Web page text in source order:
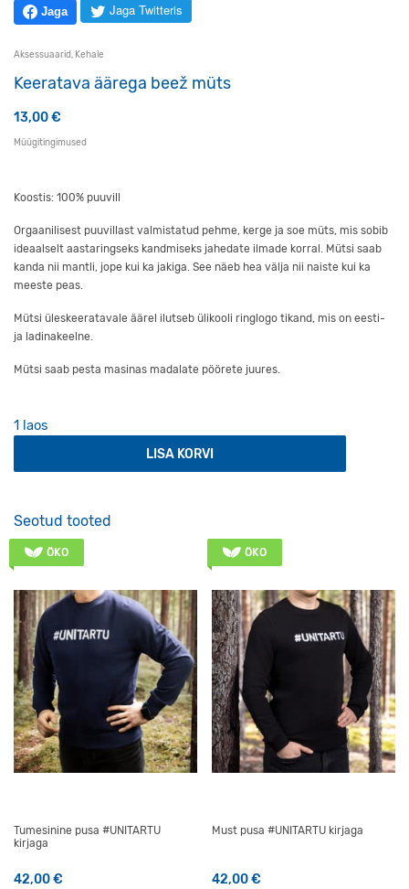
Jaga Jaga Twitteris
Aksessuaarid, Kehale
Keeratava äärega beež müts
13,00€
Müügitingimused
Koostis: 100% puuvill
Orgaanilisest puuvillast valmistatud pehme, kerge ja soe müts, mis sobib
ideaalselt aastaringseks kandmiseks jahedate ilmade korral. Mütsi saab
kanda nii mantli, jope kui ka jakiga. See näeb hea välja nii naiste kui ka
meeste peas.
Mütsi üleskeeratavale äärel ilutseb ülikooli ringlogo tikand, mis on eesti-
ja ladinakeelne.
Mütsi saab pesta masinas madalate pöörete juures.
1 laos
Keeratava äärega beež müts kogus
LISA KORVI
Seotud tooted
ÖKO
Tumesinine pusa #UNITARTU
kirjaga
42,00€
ÖKO
Must pusa #UNITARTU kirjaga
42,00€